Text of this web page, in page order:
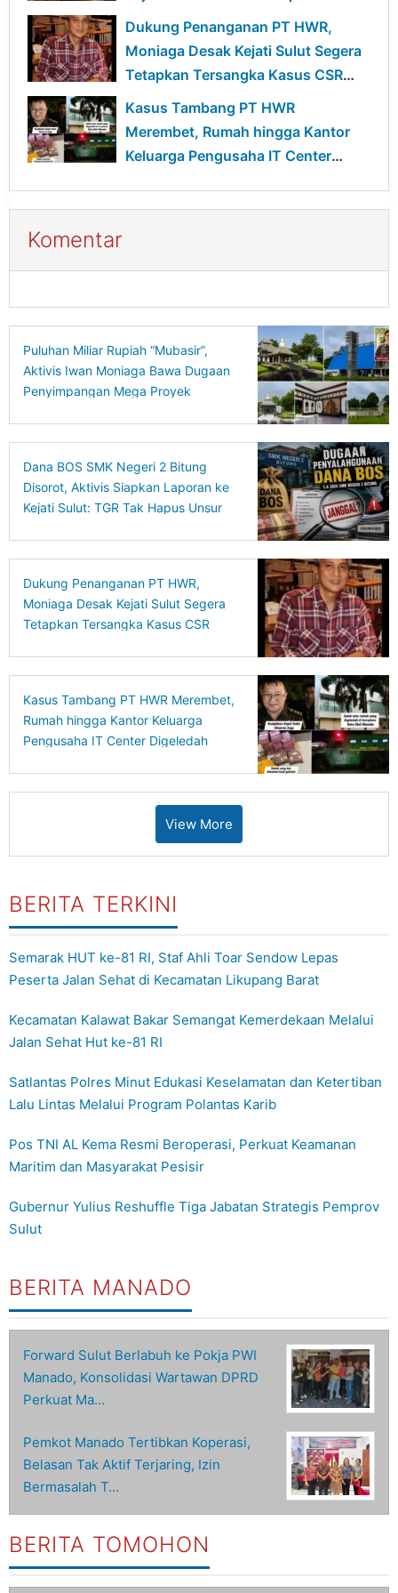
Pidana
Dukung Penanganan PT HWR,
Moniaga Desak Kejati Sulut Segera
Tetapkan Tersangka Kasus CSR
BSG
Kasus Tambang PT HWR
Merembet, Rumah hingga Kantor
Keluarga Pengusaha IT Center
Komentar
Puluhan Miliar Rupiah “Mubasir”,
Aktivis Iwan Moniaga Bawa Dugaan
Penyimpangan Mega Proyek
Dana BOS SMK Negeri 2 Bitung
Disorot, Aktivis Siapkan Laporan ke
Kejati Sulut: TGR Tak Hapus Unsur
Dukung Penanganan PT HWR,
Moniaga Desak Kejati Sulut Segera
Tetapkan Tersangka Kasus CSR
Kasus Tambang PT HWR Merembet,
Rumah hingga Kantor Keluarga
Pengusaha IT Center Digeledah
View More
BERITA TERKINI
Semarak HUT ke-81 RI, Staf Ahli Toar Sendow Lepas
Peserta Jalan Sehat di Kecamatan Likupang Barat
Kecamatan Kalawat Bakar Semangat Kemerdekaan Melalui
Jalan Sehat Hut ke-81 RI
Satlantas Polres Minut Edukasi Keselamatan dan Ketertiban
Lalu Lintas Melalui Program Polantas Karib
Pos TNI AL Kema Resmi Beroperasi, Perkuat Keamanan
Maritim dan Masyarakat Pesisir
Gubernur Yulius Reshuffle Tiga Jabatan Strategis Pemprov
Sulut
BERITA MANADO
Forward Sulut Berlabuh ke Pokja PWI
Manado, Konsolidasi Wartawan DPRD
Perkuat Ma…
Pemkot Manado Tertibkan Koperasi,
Belasan Tak Aktif Terjaring, Izin
Bermasalah T…
BERITA TOMOHON